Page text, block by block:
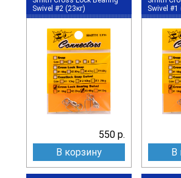
Swivel #2 (23кг)
550 р.
В корзину
Swivel #1
В